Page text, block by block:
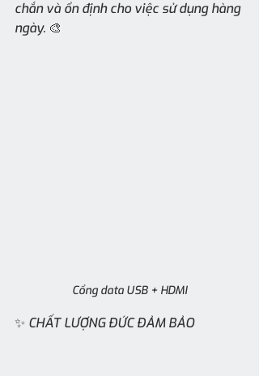
chắn và ổn định cho việc sử dụng hàng
ngày. 🎨
Cổng data USB + HDMI
✨ CHẤT LƯỢNG ĐỨC ĐẢM BẢO